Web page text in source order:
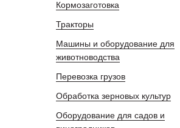
Кормозаготовка
Тракторы
Машины и оборудование для
животноводства
Перевозка грузов
Обработка зерновых культур
Оборудование для садов и